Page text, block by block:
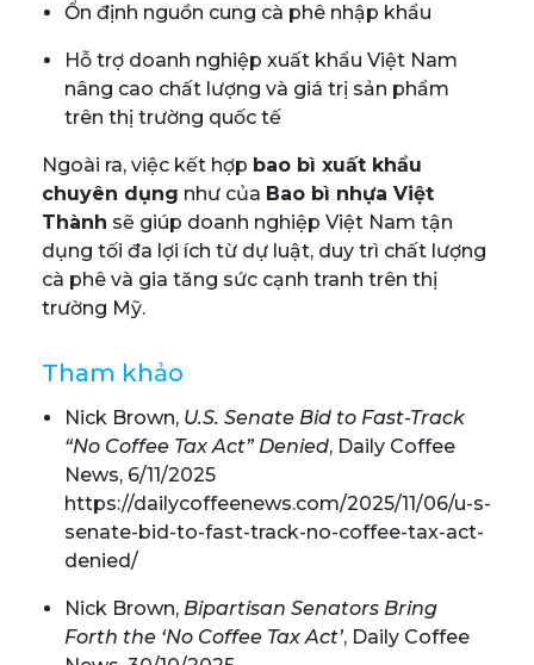
Ổn định nguồn cung cà phê nhập khẩu
Hỗ trợ doanh nghiệp xuất khẩu Việt Nam
nâng cao chất lượng và giá trị sản phẩm
trên thị trường quốc tế
Ngoài ra, việc kết hợp bao bì xuất khẩu
chuyên dụng như của Bao bì nhựa Việt
Thành sẽ giúp doanh nghiệp Việt Nam tận
dụng tối đa lợi ích từ dự luật, duy trì chất lượng
cà phê và gia tăng sức cạnh tranh trên thị
trường Mỹ.
Tham khảo
Nick Brown, U.S. Senate Bid to Fast-Track
“No Coffee Tax Act” Denied, Daily Coffee
News, 6/11/2025
https://dailycoffeenews.com/2025/11/06/u-s-
senate-bid-to-fast-track-no-coffee-tax-act-
denied/
Nick Brown, Bipartisan Senators Bring
Forth the ‘No Coffee Tax Act’, Daily Coffee